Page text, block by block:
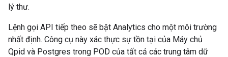
lý thư.
Lệnh gọi API tiếp theo sẽ bật Analytics cho một môi trường
nhất định. Công cụ này xác thực sự tồn tại của Máy chủ
Qpid và Postgres trong POD của tất cả các trung tâm dữ